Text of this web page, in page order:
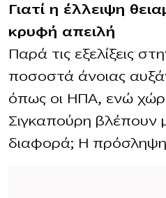
Γιατί η έλλειψη
κρυφή απειλή
Παρά τις εξελίξεις
ποσοστά άνοιας
όπως οι ΗΠΑ, ενώ
Σιγκαπούρη βλέπουν
διαφορά; Η πρόσληψη